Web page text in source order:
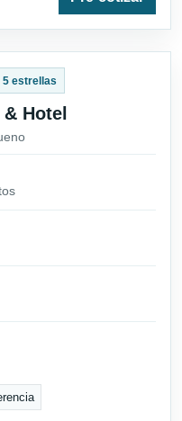
5 estrellas
Hotel